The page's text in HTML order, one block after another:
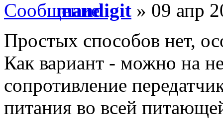
mandigit » 09 апр
Простых способов нет,
Как вариант - можно на
сопротивление
питания во всей